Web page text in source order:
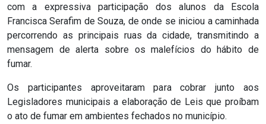
ASSEMBLEIA
DO
RN
ASSEMBLEIA
E
com a expressiva participação dos alunos da Escola
Francisca Serafim de Souza, de onde se iniciou a caminhada
percorrendo as principais ruas da cidade, transmitindo a
mensagem de alerta sobre os malefícios do hábito de
fumar.
Os participantes aproveitaram para cobrar junto aos
Legisladores municipais a elaboração de Leis que proíbam
o ato de fumar em ambientes fechados no município.